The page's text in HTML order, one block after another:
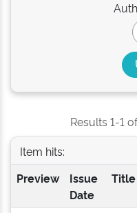
Results 1-1
Item hits:
Preview
Issue
Date
Title